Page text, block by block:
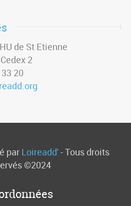
de St Etienne
2
20
par Loireadd'- Tous droits
©2024